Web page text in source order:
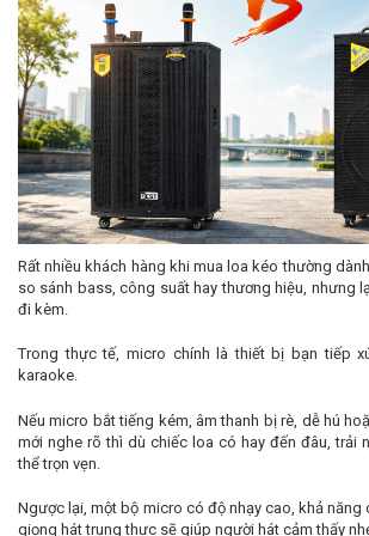
Rất nhiều khách hàng khi mua loa kéo thường
so sánh bass, công suất hay thương hiệu, nhưng
đi kèm.
Trong thực tế, micro chính là thiết bị bạn tiếp
karaoke.
Nếu micro bắt tiếng kém, âm thanh bị rè, dễ hú
mới nghe rõ thì dù chiếc loa có hay đến đâu, trải
thể trọn vẹn.
Ngược lại, một bộ micro có độ nhạy cao, khả năng
giọng hát trung thực sẽ giúp người hát cảm thấy